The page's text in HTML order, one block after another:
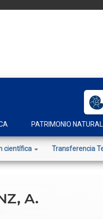
PATRIMONIO
científica Transferencia
A.